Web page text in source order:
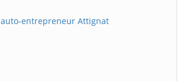
entrepreneur Attignat